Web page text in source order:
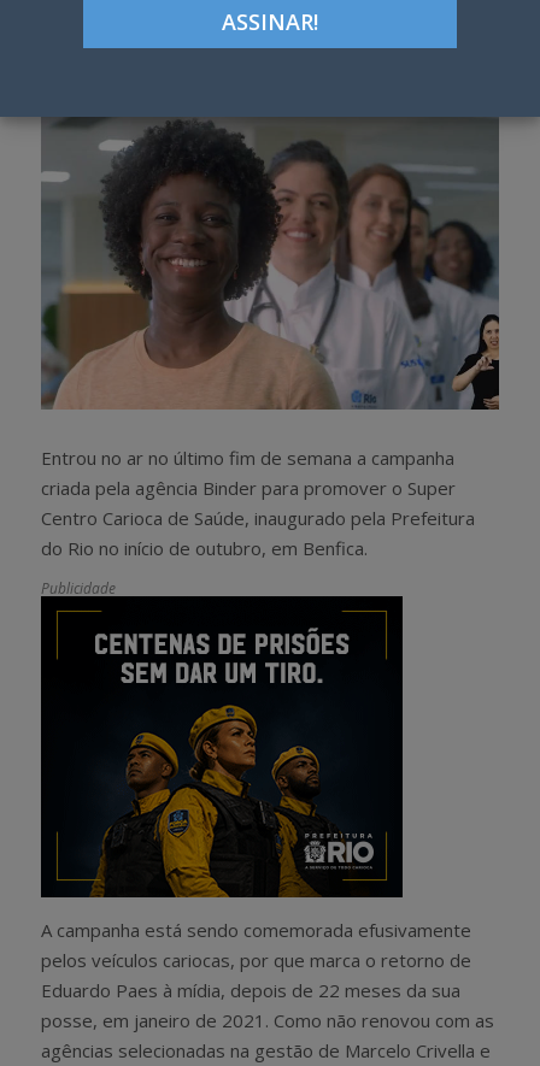
e
t
Google+
Entrou no ar no último fim de semana a campanha
criada pela agência Binder para promover o Super
Centro Carioca de Saúde, inaugurado pela Prefeitura
do Rio no início de outubro, em Benfica.
Publicidade
A campanha está sendo comemorada efusivamente
pelos veículos cariocas, por que marca o retorno de
Eduardo Paes à mídia, depois de 22 meses da sua
posse, em janeiro de 2021. Como não renovou com as
agências selecionadas na gestão de Marcelo Crivella e